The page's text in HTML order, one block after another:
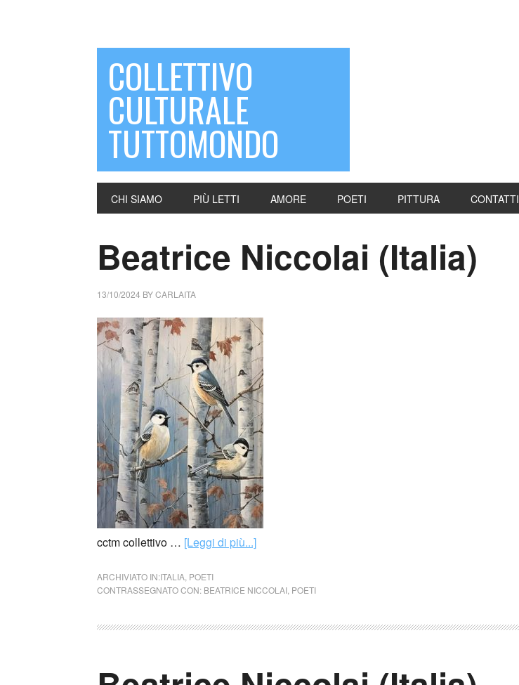
COLLETTIVO
CULTURALE
TUTTOMONDO
CHI SIAMO PIÙ LETTI AMORE POETI PITTURA CONTATTI
Beatrice Niccolai (Italia)
13/10/2024 BYCARLAITA
cctm collettivo … [Leggi di più...]
ARCHIVIATO IN:ITALIA POETI
CONTRASSEGNATO CON: BEATRICE NICCOLAI POETI